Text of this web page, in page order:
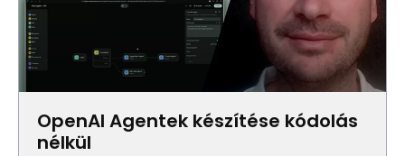
OpenAI Agentek készítése kódolás
nélkül